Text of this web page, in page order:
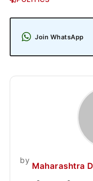
Join WhatsApp
by
Maharashtra